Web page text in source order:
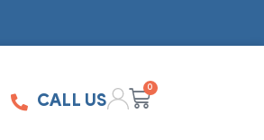
CALL US
0